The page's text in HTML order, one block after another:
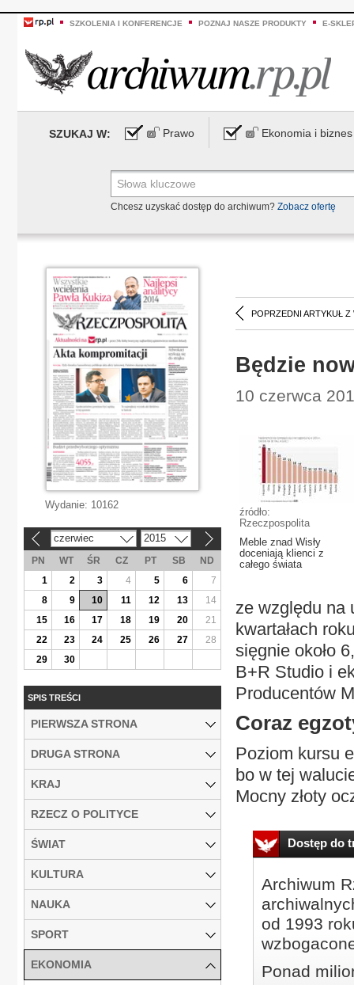
SZKOLENIA I KONFERENCJE POZNAJ NASZE PRODUKTY E-
SZUKAJ W: Prawo Ekonomia i biznes
Chcesz uzyskać dostęp do archiwum? Zobacz ofertę
POPRZEDNI ARTYKUŁ Z
Będzie
10 czerwca
źródło:
Rzeczpospolita
Meble znad Wisły
doceniają klienci z
całego świata
ze względu na
kwartałach
sięgnie około
B+R Studio i
Producentów
Coraz
Poziom kursu
bo w tej
Mocny złoty
Dostęp do
Archiwum
od 1993
Ponad
Wydanie: 10162
czerwiec 2015
PN WT ŚR CZ PT SB
ND
1
2 3 4 5 6
7
8
9 10 11 12 13
14
15
16 17 18 19 20
21
22
23 24 25 26 27
28
29
30
SPIS TREŚCI
PIERWSZA STRONA
DRUGA STRONA
KRAJ
RZECZ O POLITYCE
ŚWIAT
KULTURA
NAUKA
SPORT
EKONOMIA